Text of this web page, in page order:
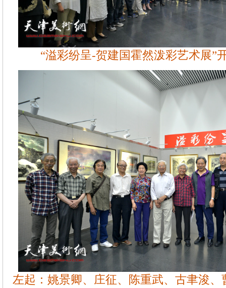
“溢彩纷呈-贺建国霍然泼彩艺术展”
左起：姚景卿、庄征、陈重武、古聿浚